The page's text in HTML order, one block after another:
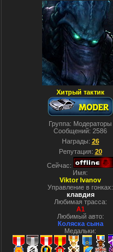
Хитрый тактик
Группа: Модераторы
Сообщений: 2586
Награды: 26
Репутация: 20
Сейчас:
Имя:
Viktor Ivanov
Управление в гонках:
клавдия
Любимая трасса:
A1
Любимый авто:
Коляска сына
Медальки: